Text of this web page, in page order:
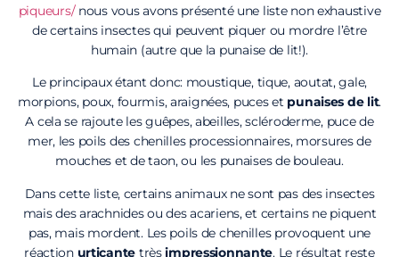
piqueurs/nous vous avons présenté une liste non exhaustive
de certains insectes qui peuvent piquer ou mordre l’être
humain (autre que la punaise de lit!).
Le principaux étant donc: moustique, tique, aoutat, gale,
morpions, poux, fourmis, araignées, puces et punaises de lit.
A cela se rajoute les guêpes, abeilles, scléroderme, puce de
mer, les poils des chenilles processionnaires, morsures de
mouches et de taon, ou les punaises de bouleau.
Dans cette liste, certains animaux ne sont pas des insectes
mais des arachnides ou des acariens, et certains ne piquent
pas, mais mordent. Les poils de chenilles provoquent une
réaction urticante trèsimpressionnante. Le résultat reste